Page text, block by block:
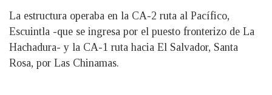
La estructura operaba en la CA-2 ruta al Pacífico,
Escuintla -que se ingresa por el puesto fronterizo de La
Hachadura- y la CA-1 ruta hacia El Salvador, Santa
Rosa, por Las Chinamas.